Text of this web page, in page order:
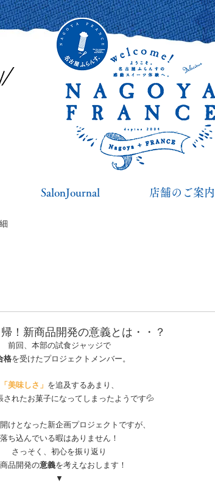
SalonJournal 店舗のご案内
！新商品開発の意義とは・・？
前回、本部の試食ジャッジで
格を受けたプロジェクトメンバー。
「美味しさ」 を追及するあまり、
されたお菓子になってしまったようです💦
けとなった新企画プロジェクトですが、
落ち込んでいる暇はありません！
さっそく、初心を振り返り
品開発の意義を考えなおします！
▼